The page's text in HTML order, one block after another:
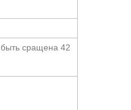
сращена 42